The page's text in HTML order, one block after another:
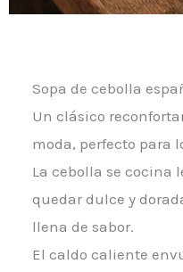
Sopa de cebolla
Un clásico
moda, perfecto para
La cebolla se cocina
quedar dulce y
llena de sabor.
El caldo caliente